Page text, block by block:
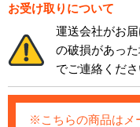
お受け取りについて
運送会社がお
の破損があっ
でご連絡くださ
※こちらの商品はメ